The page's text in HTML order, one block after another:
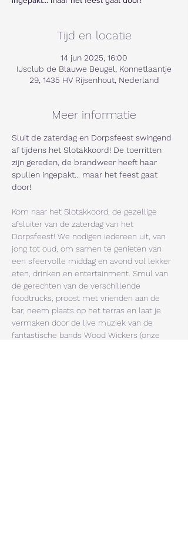
Tijd en locatie
14 jun 2025, 16:00
IJsclub de Blauwe Beugel, Konnetlaantje
29, 1435 HV Rijsenhout, Nederland
Meer informatie
Sluit de zaterdag en Dorpsfeest swingend
af tijdens het Slotakkoord! De toerritten
zijn gereden, de brandweer heeft haar
spullen ingepakt... maar het feest gaat
door!
Kom naar het Slotakkoord, de gezellige
afsluiter van de zaterdag van het
Dorpsfeest! We nodigen iedereen uit, van
jong tot oud, om samen te genieten van
een sfeervolle middag en avond vol lekker
eten, drinken en entertainment. Smul van
de gerechten van de verschillende
foodtrucks, proost met vrienden aan de
bar, neem plaats op het terras en laat je
vermaken door de live muziek van de
fantastische bands Wood Wickers (onze